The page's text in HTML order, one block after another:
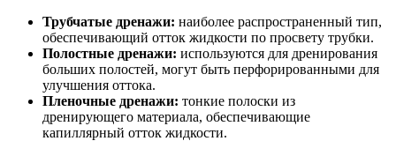
Трубчатые дренажи: наиболее распространенный тип,
обеспечивающий отток жидкости по просвету трубки.
Полостные дренажи: используются для дренирования
больших полостей, могут быть перфорированными для
улучшения оттока.
Пленочные дренажи: тонкие полоски из
дренирующего материала, обеспечивающие
капиллярный отток жидкости.